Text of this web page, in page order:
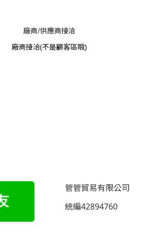
廠商/供應商接洽
廠商接洽(不是顧客區哦)
管管貿易有限公司
統編42894760